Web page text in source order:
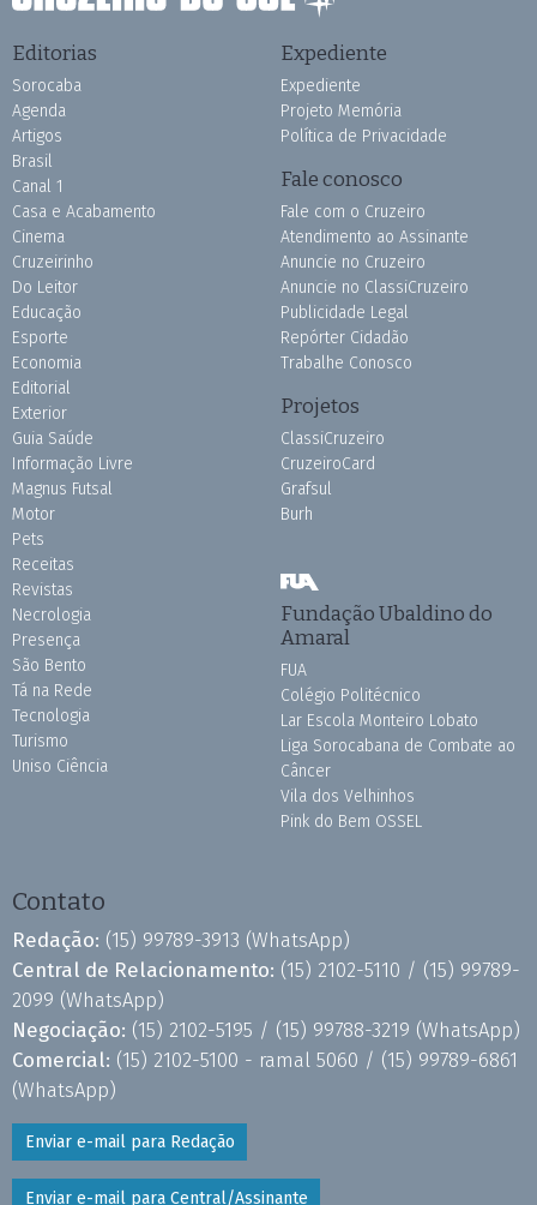
Editorias
Sorocaba
Agenda
Artigos
Brasil
Canal 1
Casa e Acabamento
Cinema
Cruzeirinho
Do Leitor
Educação
Esporte
Economia
Editorial
Exterior
Guia Saúde
Informação Livre
Magnus Futsal
Motor
Pets
Receitas
Revistas
Necrologia
Presença
São Bento
Tá na Rede
Tecnologia
Turismo
Uniso Ciência
Expediente
Expediente
Projeto Memória
Política de Privacidade
Fale conosco
Fale com o Cruzeiro
Atendimento ao Assinante
Anuncie no Cruzeiro
Anuncie no ClassiCruzeiro
Publicidade Legal
Repórter Cidadão
Trabalhe Conosco
Projetos
ClassiCruzeiro
CruzeiroCard
Grafsul
Burh
Fundação Ubaldino do
Amaral
FUA
Colégio Politécnico
Lar Escola Monteiro Lobato
Liga Sorocabana de Combate ao
Câncer
Vila dos Velhinhos
Pink do Bem OSSEL
Contato
Redação: (15) 99789-3913 (WhatsApp)
Central de Relacionamento: (15) 2102-5110 / (15) 99789-
2099 (WhatsApp)
Negociação: (15) 2102-5195 / (15) 99788-3219 (WhatsApp)
Comercial: (15) 2102-5100 - ramal 5060 / (15) 99789-6861
(WhatsApp)
Enviar e-mail para Redação
Enviar e-mail para Central/Assinante